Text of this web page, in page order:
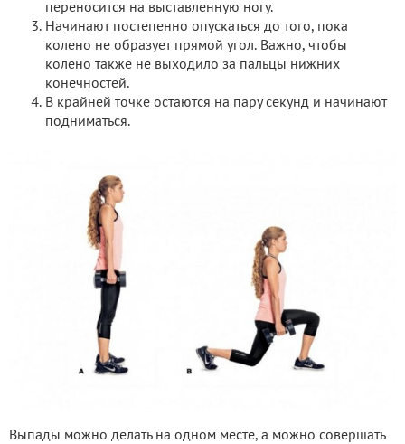
переносится на выставленную ногу.
Начинают постепенно опускаться до того, пока
колено не образует прямой угол. Важно, чтобы
колено также не выходило за пальцы нижних
конечностей.
В крайней точке остаются на пару секунд и начинают
подниматься.
Выпады можно делать на одном месте, а можно совершать